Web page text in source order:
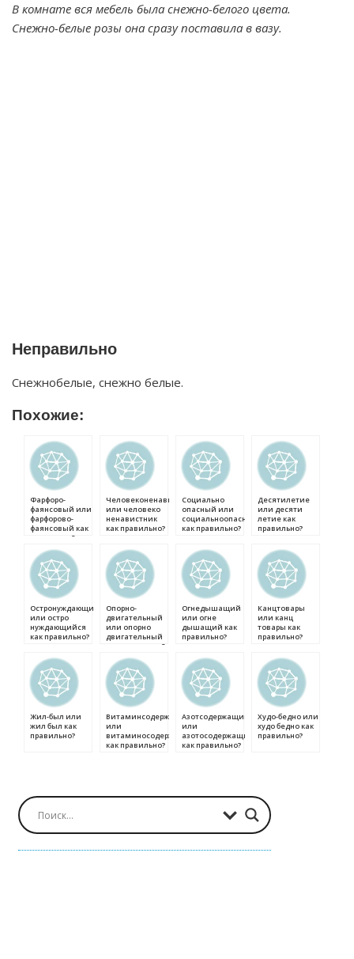
В комнате вся мебель была снежно-белого цвета.
Снежно-белые розы она сразу поставила в вазу.
Неправильно
Снежнобелые, снежно белые.
Похожие:
Фарфоро-
фаянсовый или
фарфорово-
фаянсовый как
правильно?
Человеконенавистник
или человеко
ненавистник
как правильно?
Социально
опасный или
социальноопасный
как правильно?
Десятилетие
или десяти
летие как
правильно?
Остронуждающийся
или остро
нуждающийся
как правильно?
Опорно-
двигательный
или опорно
двигательный
как правильно?
Огнедышащий
или огне
дышащий как
правильно?
Канцтовары
или канц
товары как
правильно?
Жил-был или
жил был как
правильно?
Витаминсодержащий
или
витаминосодержащий
как правильно?
Азотсодержащий
или
азотосодержащий
как правильно?
Худо-бедно или
худо бедно как
правильно?